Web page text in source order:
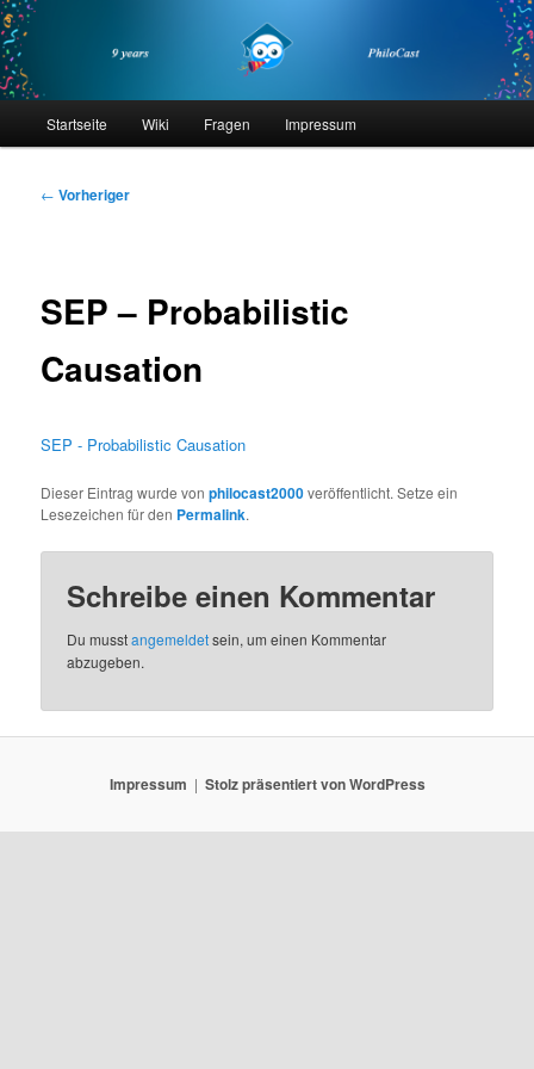
Zum
primären
Inhalt
springenphilocast
Startseite Wiki Fragen Impressum
Beitragsnavigation
← Vorheriger
SEP – Probabilistic
Causation
SEP - Probabilistic Causation
Dieser Eintrag wurde vonphilocast2000veröffentlicht. Setze ein
Lesezeichen für den Permalink.
Schreibe einen Kommentar
Du musstangemeldetsein, um einen Kommentar
abzugeben.
Impressum Stolz präsentiert von WordPress